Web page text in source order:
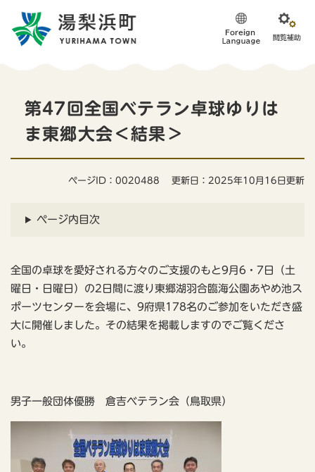
第47回全国ベテラン卓球ゆりは
ま東郷大会＜結果＞
ページID：0020488 更新日：2025年10月16日更新
ページ内目次
全国の卓球を愛好される方々のご支援のもと9月6・7日（土
曜日・日曜日）の2日間に渡り東郷湖羽合臨海公園あやめ池ス
ポーツセンターを会場に、9府県178名のご参加をいただき盛
大に開催しました。その結果を掲載しますのでご覧くださ
い。
男子一般団体優勝 倉吉ベテラン会（鳥取県）